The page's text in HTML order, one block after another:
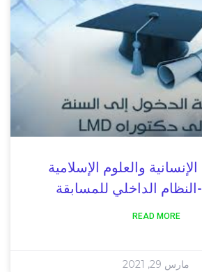
والعلوم الإسلامية
الداخلي للمسابقة
READ MORE
مارس 29, 2021